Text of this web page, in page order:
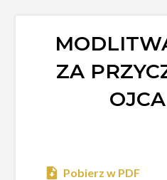
ZA
Pobierz w PDF